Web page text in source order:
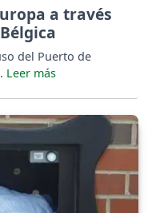
a través
del Puerto de